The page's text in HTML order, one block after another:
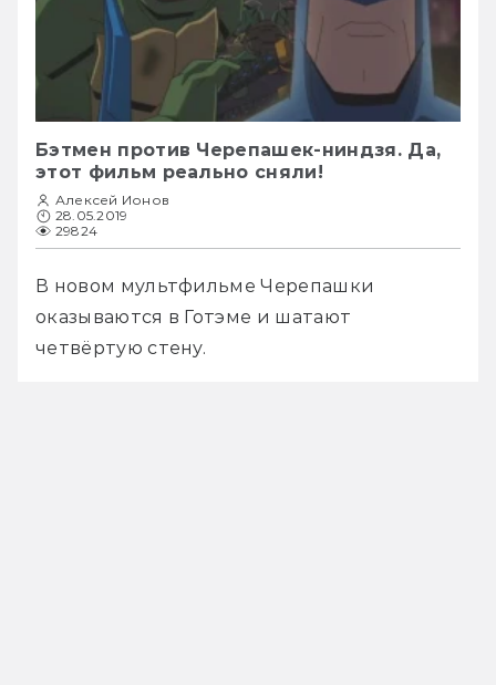
Бэтмен против Черепашек-ниндзя. Да,
этот фильм реально сняли!
Алексей Ионов
28.05.2019
29824
В новом мультфильме Черепашки
оказываются в Готэме и шатают
четвёртую стену.